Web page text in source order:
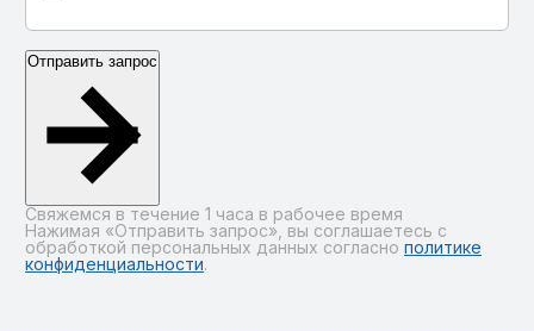
Отправить запрос
Свяжемся в течение 1 часа в рабочее время
Нажимая «Отправить запрос», вы соглашаетесь с
обработкой персональных данных согласно политике
конфиденциальности.